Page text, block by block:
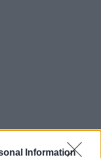
Information